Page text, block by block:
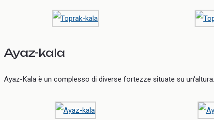
Ayaz-kala
Ayaz-Kala è un complesso di diverse fortezze situate su